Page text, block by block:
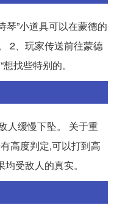
琴”小道具可以在蒙德的
2、玩家传送前往蒙德
找些特别的。
人缓慢下坠。 关于重
高度判定,可以打到高
受敌人的真实。